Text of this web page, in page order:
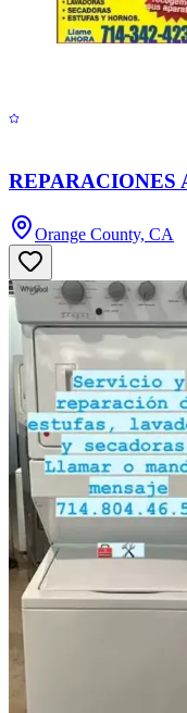
REPARACIONES
Orange County, CA